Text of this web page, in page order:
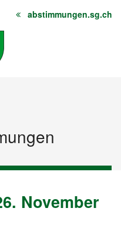
abstimmungen.sg.ch
November